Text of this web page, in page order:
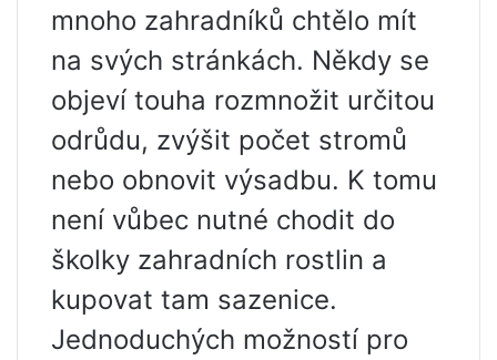
mnoho zahradníků chtělo mít
na svých stránkách. Někdy se
objeví touha rozmnožit určitou
odrůdu, zvýšit počet stromů
nebo obnovit výsadbu. K tomu
není vůbec nutné chodit do
školky zahradních rostlin a
kupovat tam sazenice.
Jednoduchých možností pro